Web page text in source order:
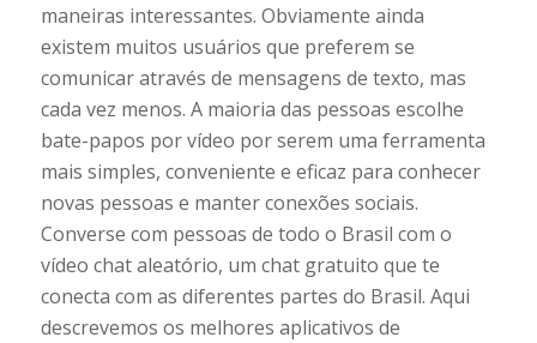
maneiras interessantes. Obviamente ainda
existem muitos usuários que preferem se
comunicar através de mensagens de texto, mas
cada vez menos. A maioria das pessoas escolhe
bate-papos por vídeo por serem uma ferramenta
mais simples, conveniente e eficaz para conhecer
novas pessoas e manter conexões sociais.
Converse com pessoas de todo o Brasil com o
vídeo chat aleatório, um chat gratuito que te
conecta com as diferentes partes do Brasil. Aqui
descrevemos os melhores aplicativos de